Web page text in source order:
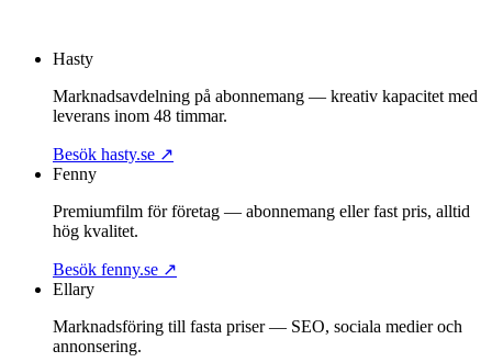
Boka strategimöte
Hasty
Marknadsavdelning på abonnemang — kreativ kapacitet med
leverans inom 48 timmar.
Besök hasty.se ↗
Fenny
Premiumfilm för företag — abonnemang eller fast pris, alltid
hög kvalitet.
Besök fenny.se ↗
Ellary
Marknadsföring till fasta priser — SEO, sociala medier och
annonsering.